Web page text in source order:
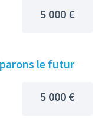
5 000 €
le futur
5 000 €